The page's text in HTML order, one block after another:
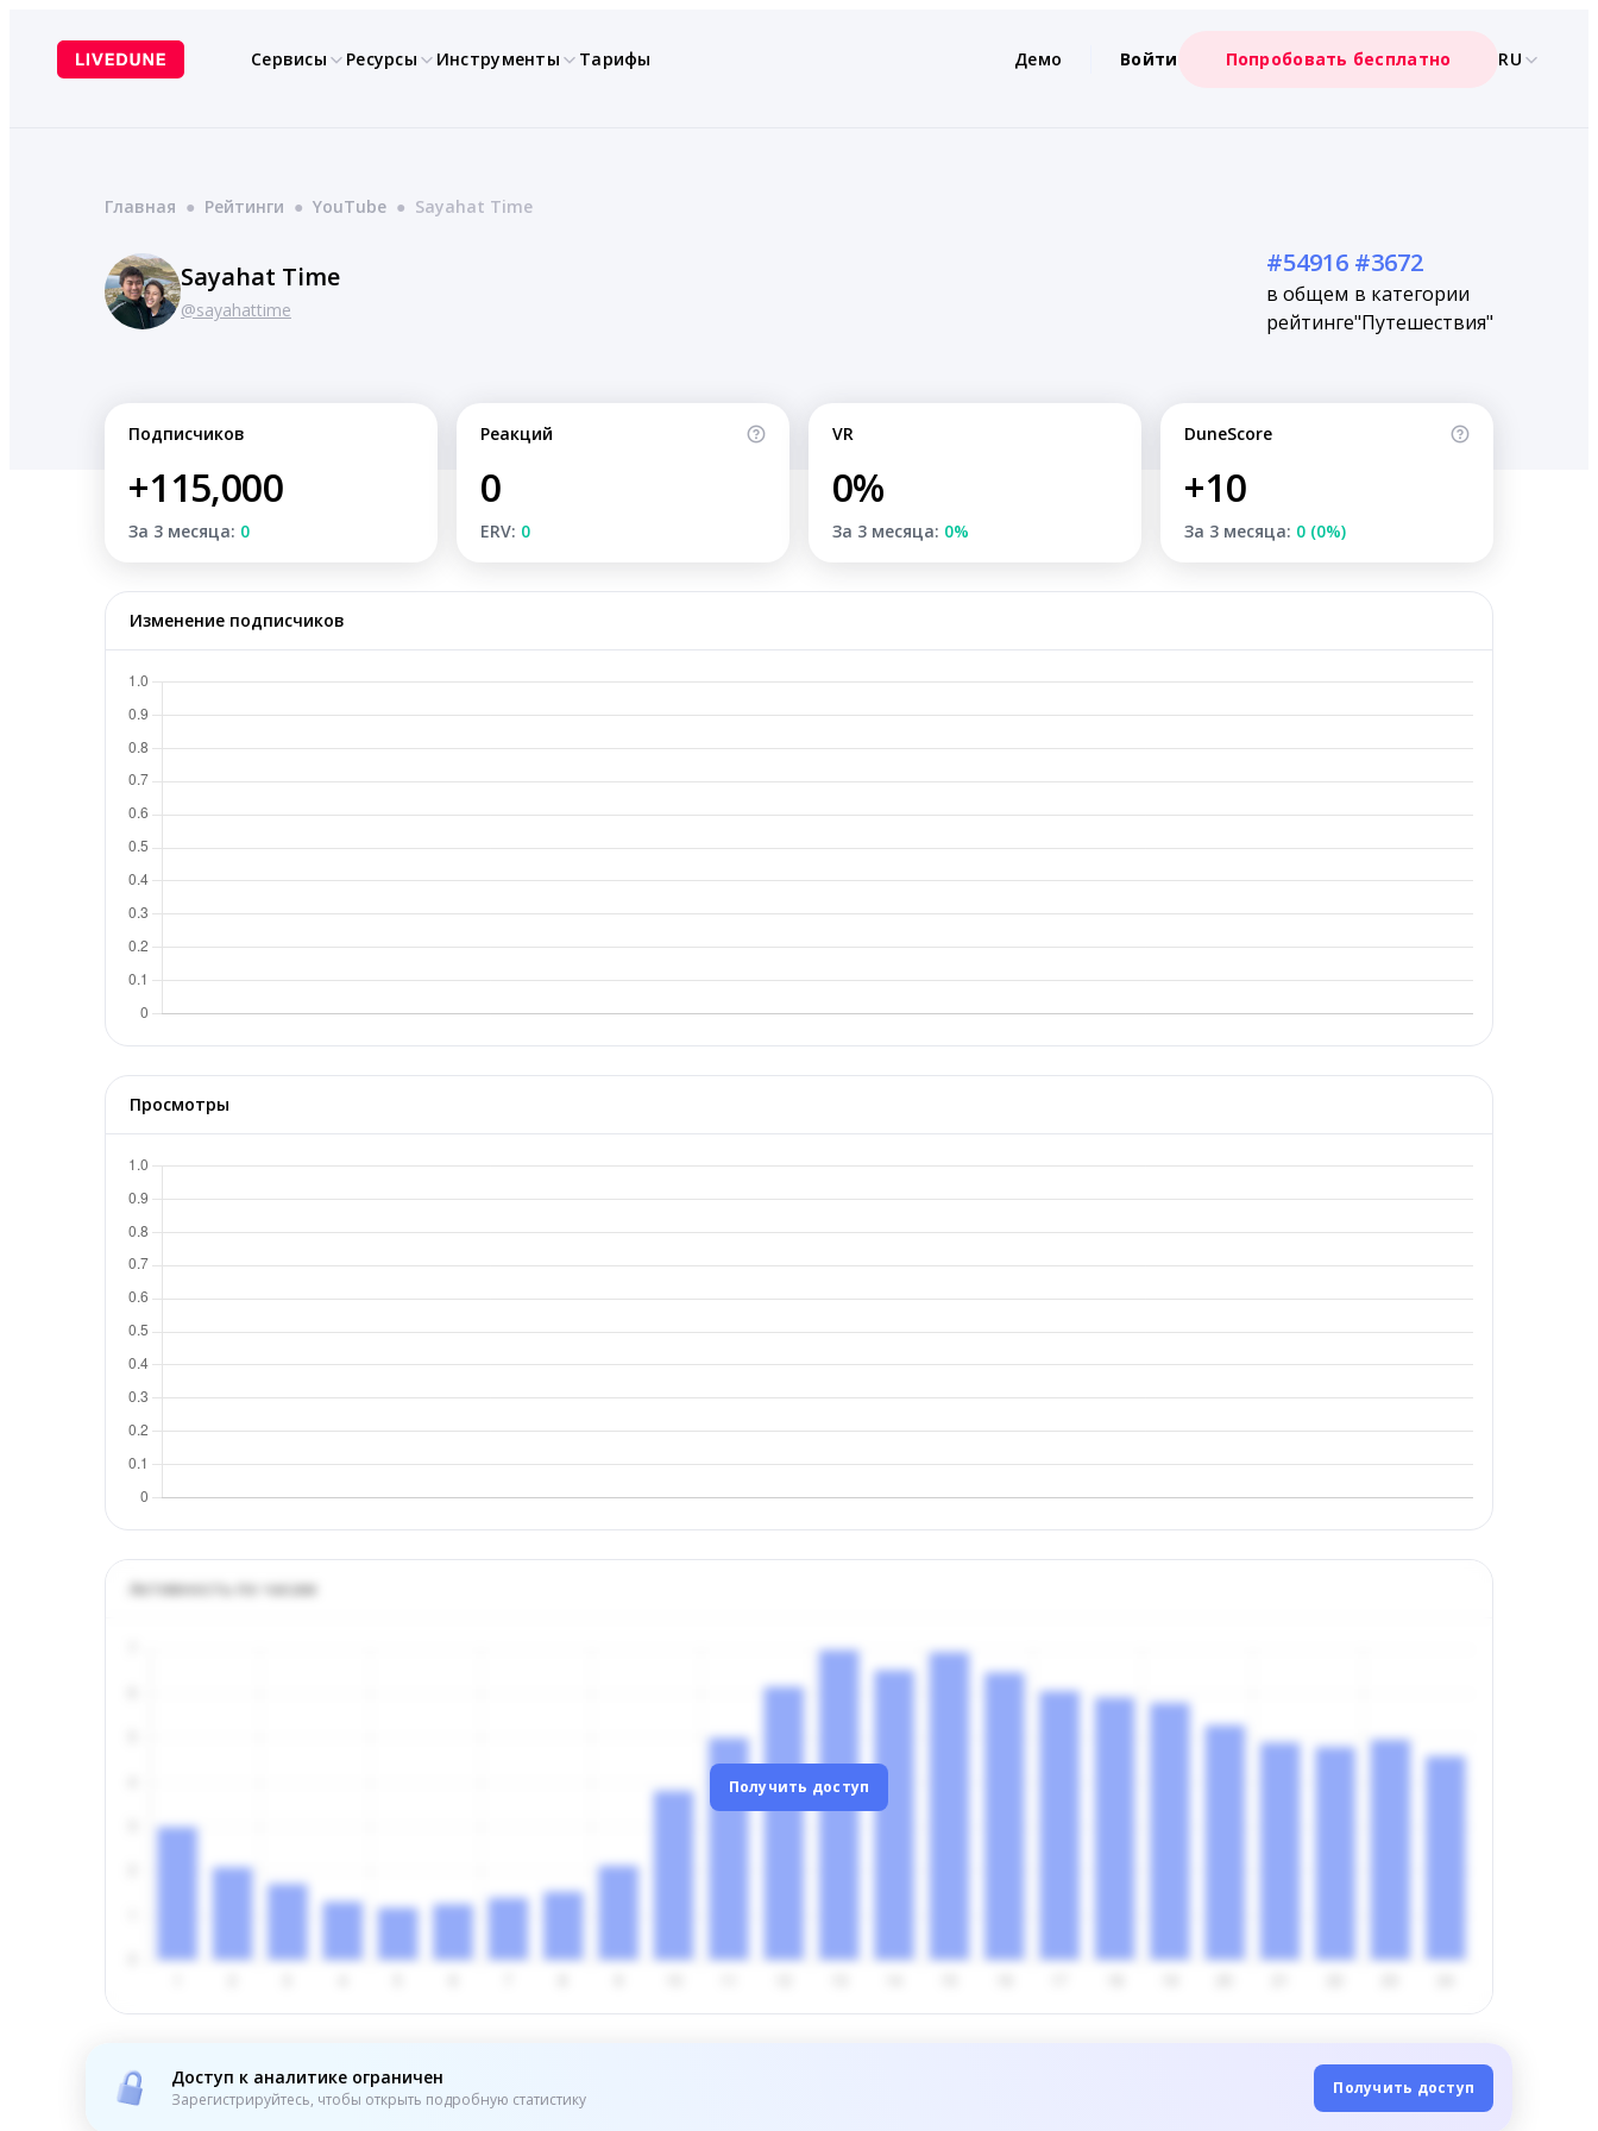
содержимому
Сервисы Ресурсы Инструменты Тарифы Демо Войти Попробовать бесплатно RU
Главная ● Рейтинги ● YouTube ● Sayahat Time
Sayahat Time
@sayahattime
#54916
в общем
рейтинге
#3672
в категории
"Путешествия"
Подписчиков
+115,000
За 3 месяца: 0
Реакций
0
ERV: 0
VR
0%
За 3 месяца: 0%
DuneScore
+10
За 3 месяца: 0 (0%)
Изменение подписчиков
Просмотры
Активность по часам
Получить доступ
Доступ к аналитике ограничен
Зарегистрируйтесь, чтобы открыть подробную статистику
Получить доступ